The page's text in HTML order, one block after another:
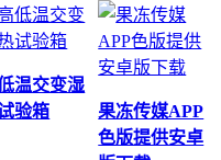
温交变湿
验箱
果冻传媒APP
色版提供安卓